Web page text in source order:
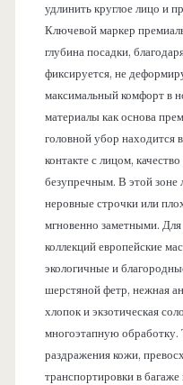
удлинить круглое лицо и
Ключевой маркер
глубина посадки,
фиксируется, не
максимальный комфорт в
материалы как основа
головной убор находится
контакте с лицом,
безупречным. В этой зоне
неровные строчки или
мгновенно заметными.
коллекций европейские
экологичные и
шерстяной фетр, нежная
хлопок и экзотическая
многоэтапную
раздражения кожи,
транспортировки в